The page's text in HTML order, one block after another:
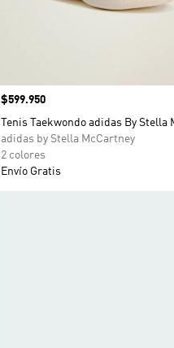
Precio
$599.950
Tenis Taekwondo adidas By Stella
adidas by Stella McCartney
2 colores
Envío Gratis